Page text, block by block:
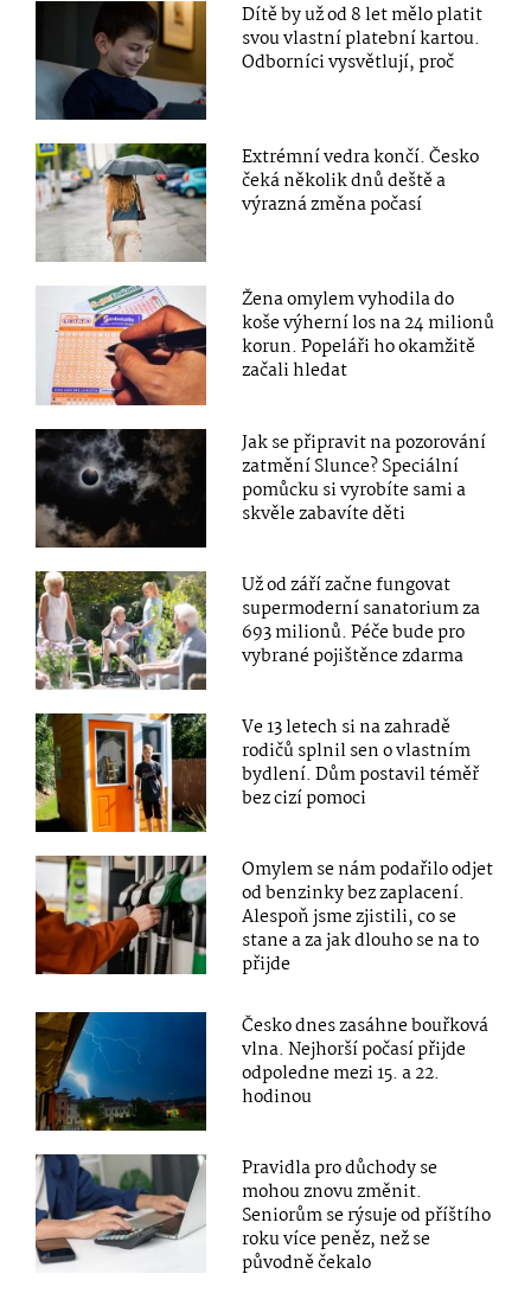
Dítě by už od 8 let mělo platit
svou vlastní platební kartou.
Odborníci vysvětlují, proč
Extrémní vedra končí. Česko
čeká několik dnů deště a
výrazná změna počasí
Žena omylem vyhodila do
koše výherní los na 24 milionů
korun. Popeláři ho okamžitě
začali hledat
Jak se připravit na pozorování
zatmění Slunce? Speciální
pomůcku si vyrobíte sami a
skvěle zabavíte děti
Už od září začne fungovat
supermoderní sanatorium za
693 milionů. Péče bude pro
vybrané pojištěnce zdarma
Ve 13 letech si na zahradě
rodičů splnil sen o vlastním
bydlení. Dům postavil téměř
bez cizí pomoci
Omylem se nám podařilo odjet
od benzinky bez zaplacení.
Alespoň jsme zjistili, co se
stane a za jak dlouho se na to
přijde
Česko dnes zasáhne bouřková
vlna. Nejhorší počasí přijde
odpoledne mezi 15. a 22.
hodinou
Pravidla pro důchody se
mohou znovu změnit.
Seniorům se rýsuje od příštího
roku více peněz, než se
původně čekalo